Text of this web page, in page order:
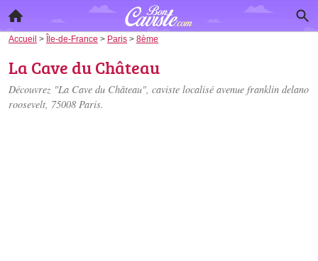
Accueil > Île-de-France > Paris > 8ème
La Cave du Château
Découvrez "La Cave du Château", caviste localisé avenue franklin delano
roosevelt, 75008 Paris.